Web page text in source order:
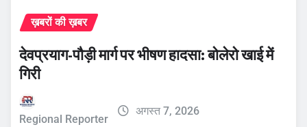
ख़बरों की ख़बर
देवप्रयाग-पौड़ी मार्ग पर भीषण हादसा: बोलेरो खाई में
गिरी
Regional Reporter
अगस्त 7, 2026